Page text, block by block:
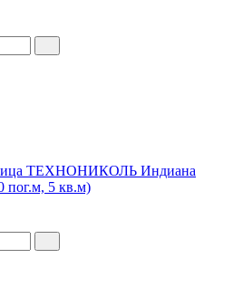
ТЕХНОНИКОЛЬ Индиана
пог.м, 5 кв.м)